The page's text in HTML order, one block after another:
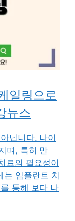
일링으로
뉴스
닙니다. 나이
며, 특히 만
료의 필요성이
는 임플란트 치
통해 보다 나